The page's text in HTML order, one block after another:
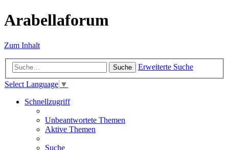
Arabellaforum
Zum Inhalt
Suche
Erweiterte Suche
Select Language ▼
Schnellzugriff
Unbeantwortete Themen
Aktive Themen
Suche